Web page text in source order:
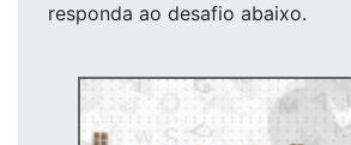
responda ao desafio abaixo.